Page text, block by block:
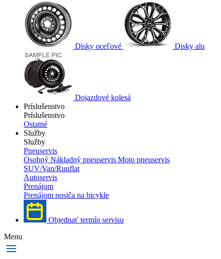
Disky oceľové Disky alu
Dojazdové kolesá
Príslušenstvo
Príslušenstvo
Ostatné
Služby
Služby
Pneuservis
Osobný Nákladný pneuservis Moto pneuservis
SUV/Van/Runflat
Autoservis
Prenájom
Prenájom nosiča na bicykle
Objednať termín servisu
Menu